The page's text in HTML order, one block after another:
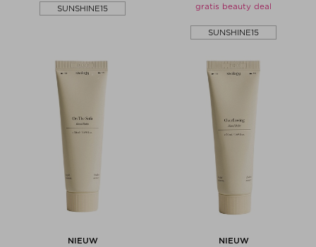
SUNSHINE15 gratis beauty deal
SUNSHINE15
NIEUW NIEUW